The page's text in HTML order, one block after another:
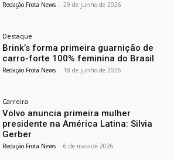
Redação Frota News - 29 de junho de 2026
Destaque
Brink’s forma primeira guarnição de
carro-forte 100% feminina do Brasil
Redação Frota News - 18 de junho de 2026
Carreira
Volvo anuncia primeira mulher
presidente na América Latina: Silvia
Gerber
Redação Frota News - 6 de maio de 2026